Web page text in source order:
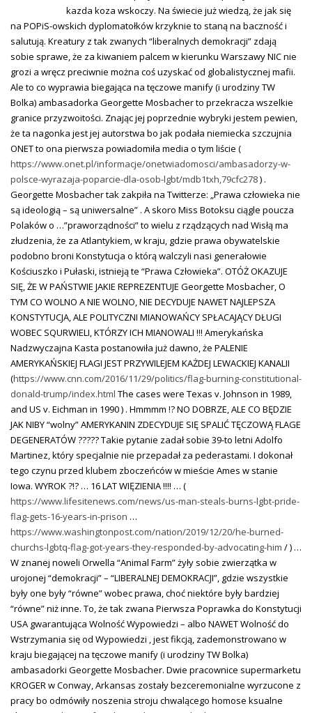
kazda koza wskoczy. Na świecie już wiedzą, że jak się
na POPiS-owskich dyplomatołków krzyknie to staną na baczność i
salutują. Kreatury z tak zwanych “liberalnych demokracji” zdają
sobie sprawe, że za kiwaniem palcem w kierunku Warszawy NIC nie
grozi a wręcz preciwnie można coś uzyskać od globalistycznej mafii.
Ale to co wyprawia biegająca na tęczowe manify (i urodziny TW
Bolka) ambasadorka Georgette Mosbacher to przekracza wszelkie
granice przyzwoitości. Znając jej poprzednie wybryki jestem pewien,
że ta nagonka jest jej autorstwa bo jak podała niemiecka szczujnia
ONET to ona pierwsza powiadomiła media o tym liście (
https://www.onet.pl/informacje/onetwiadomosci/ambasadorzy-w-
polsce-wyrazaja-poparcie-dla-osob-lgbt/mdb1txh,79cfc278) .
Georgette Mosbacher tak zakpiła na Twitterze: „Prawa człowieka nie
są ideologią – są uniwersalne” . A skoro Miss Botoksu ciągle poucza
Polaków o …”praworządności” to wielu z rządzących nad Wisłą ma
złudzenia, że za Atlantykiem, w kraju, gdzie prawa obywatelskie
podobno broni Konstytucja o którą walczyli nasi generałowie
Kościuszko i Pułaski, istnieją te “Prawa Człowieka”. OTÓŻ OKAZUJE
SIĘ, ŻE W PAŃSTWIE JAKIE REPREZENTUJE Georgette Mosbacher, O
TYM CO WOLNO A NIE WOLNO, NIE DECYDUJE NAWET NAJLEPSZA
KONSTYTUCJA, ALE POLITYCZNI MIANOWAŃCY SPŁACAJĄCY DŁUGI
WOBEC SQURWIELI, KTÓRZY ICH MIANOWALI !!! Amerykańska
Nadzwyczajna Kasta postanowiła już dawno, że PALENIE
AMERYKAŃSKIEJ FLAGI JEST PRZYWILEJEM KAŻDEJ LEWACKIEJ KANALII
(https://www.cnn.com/2016/11/29/politics/flag-burning-constitutional-
donald-trump/index.html The cases were Texas v. Johnson in 1989,
and US v. Eichman in 1990 ) . Hmmmm !? NO DOBRZE, ALE CO BĘDZIE
JAK NIBY “wolny” AMERYKANIN ZDECYDUJE SIĘ SPALIĆ TĘCZOWĄ FLAGE
DEGENERATÓW ????? Takie pytanie zadał sobie 39-to letni Adolfo
Martinez, który specjalnie nie przepadał za pederastami. I dokonał
tego czynu przed klubem zboczeńców w mieście Ames w stanie
Iowa. WYROK ?!? … 16 LAT WIĘZIENIA !!!! … (
https://www.lifesitenews.com/news/us-man-steals-burns-lgbt-pride-
flag-gets-16-years-in-prison …
https://www.washingtonpost.com/nation/2019/12/20/he-burned-
churchs-lgbtq-flag-got-years-they-responded-by-advocating-him / ) …
W znanej noweli Orwella “Animal Farm” żyły sobie zwierzątka w
urojonej “demokracji” – “LIBERALNEJ DEMOKRACJI”, gdzie wszystkie
były one były “równe” wobec prawa, choć niektóre były bardziej
“równe” niż inne. To, że tak zwana Pierwsza Poprawka do Konstytucji
USA gwarantująca Wolność Wypowiedzi – albo NAWET Wolność do
Wstrzymania się od Wypowiedzi , jest fikcją, zademonstrowano w
kraju biegającej na tęczowe manify (i urodziny TW Bolka)
ambasadorki Georgette Mosbacher. Dwie pracownice supermarketu
KROGER w Conway, Arkansas zostały bezceremonialne wyrzucone z
pracy bo odmówiły noszenia stroju chwalącego homose ksualne